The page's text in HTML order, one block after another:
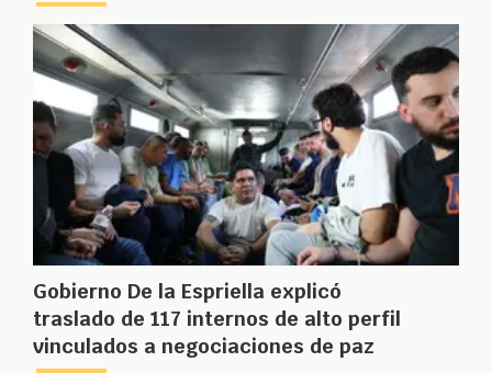
Gobierno De la Espriella explicó
traslado de 117 internos de alto perfil
vinculados a negociaciones de paz